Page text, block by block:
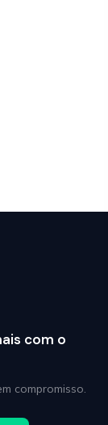
com o
compromisso.